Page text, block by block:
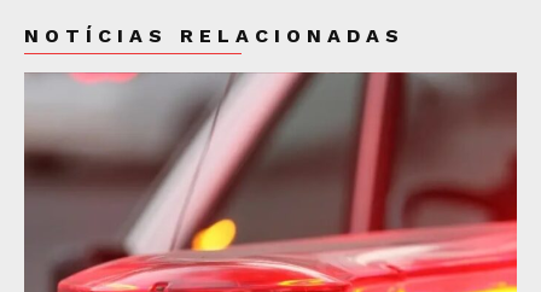
NOTÍCIAS RELACIONADAS